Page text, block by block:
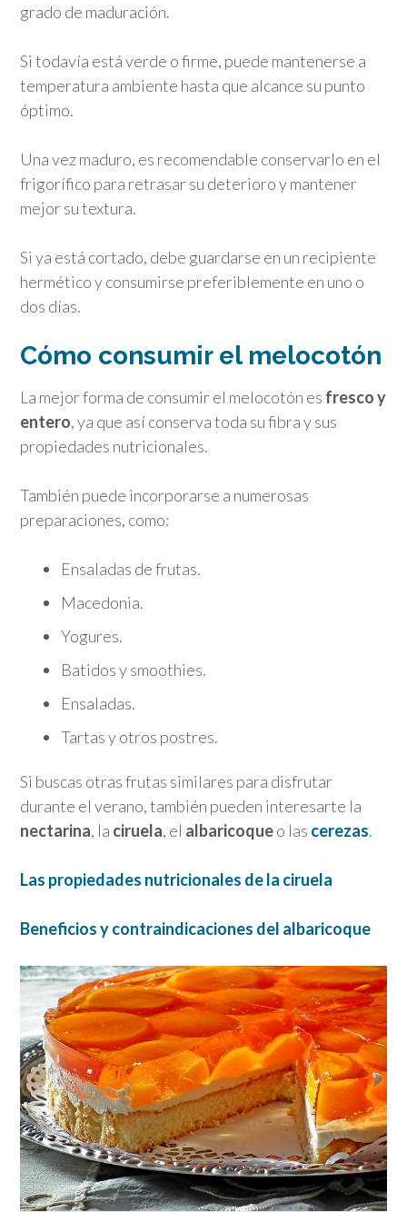
grado de maduración.
Si todavía está verde o firme, puede mantenerse a
temperatura ambiente hasta que alcance su punto
óptimo.
Una vez maduro, es recomendable conservarlo en el
frigorífico para retrasar su deterioro y mantener
mejor su textura.
Si ya está cortado, debe guardarse en un recipiente
hermético y consumirse preferiblemente en uno o
dos días.
Cómo consumir el melocotón
La mejor forma de consumir el melocotón es fresco y
entero, ya que así conserva toda su fibra y sus
propiedades nutricionales.
También puede incorporarse a numerosas
preparaciones, como:
Ensaladas de frutas.
Macedonia.
Yogures.
Batidos y smoothies.
Ensaladas.
Tartas y otros postres.
Si buscas otras frutas similares para disfrutar
durante el verano, también pueden interesarte la
nectarina, la ciruela, el albaricoqueo las cerezas.
Las propiedades nutricionales de la ciruela
Beneficios y contraindicaciones del albaricoque